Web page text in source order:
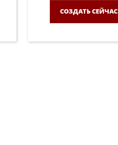
СОЗДАТЬ СЕЙЧАС